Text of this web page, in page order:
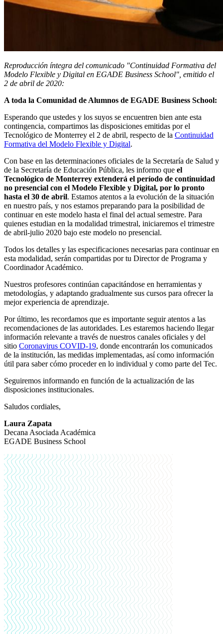
Reproducción íntegra del comunicado "Continuidad Formativa del
Modelo Flexible y Digital en EGADE Business School", emitido el
2 de abril de 2020:
A toda la Comunidad de Alumnos de EGADE Business School:
Esperando que ustedes y los suyos se encuentren bien ante esta
contingencia, compartimos las disposiciones emitidas por el
Tecnológico de Monterrey el 2 de abril, respecto de la Continuidad
Formativa del Modelo Flexible y Digital.
Con base en las determinaciones oficiales de la Secretaría de Salud y
de la Secretaría de Educación Pública, les informo que el
Tecnológico de Monterrey extenderá el período de continuidad
no presencial con el Modelo Flexible y Digital, por lo pronto
hasta el 30 de abril. Estamos atentos a la evolución de la situación
en nuestro país, y nos estamos preparando para la posibilidad de
continuar en este modelo hasta el final del actual semestre. Para
quienes estudian en la modalidad trimestral, iniciaremos el trimestre
de abril-julio 2020 bajo este modelo no presencial.
Todos los detalles y las especificaciones necesarias para continuar en
esta modalidad, serán compartidas por tu Director de Programa y
Coordinador Académico.
Nuestros profesores continúan capacitándose en herramientas y
metodologías, y adaptando gradualmente sus cursos para ofrecer la
mejor experiencia de aprendizaje.
Por último, les recordamos que es importante seguir atentos a las
recomendaciones de las autoridades. Les estaremos haciendo llegar
información relevante a través de nuestros canales oficiales y del
sitio Coronavirus COVID-19, donde encontrarán los comunicados
de la institución, las medidas implementadas, así como información
útil para saber cómo proceder en lo individual y como parte del Tec.
Seguiremos informando en función de la actualización de las
disposiciones institucionales.
Saludos cordiales,
Laura Zapata
Decana Asociada Académica
EGADE Business School